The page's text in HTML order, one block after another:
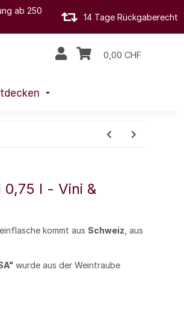
ab 250
14 Tage Rückgaberecht
0,00 CHF
0,75 l - Vini &
kommt aus Schweiz , aus
wurde aus der Weintraube